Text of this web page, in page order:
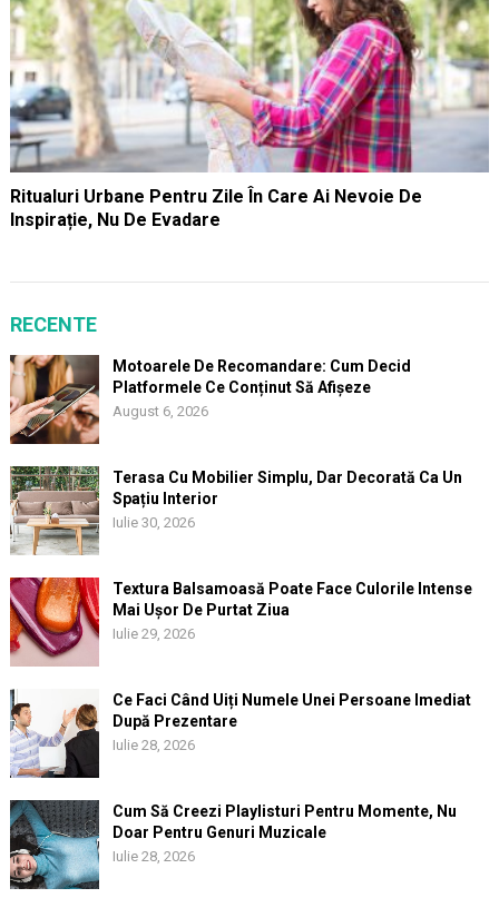
Ritualuri Urbane Pentru Zile În Care Ai Nevoie De
Inspirație, Nu De Evadare
RECENTE
Motoarele De Recomandare: Cum Decid
Platformele Ce Conținut Să Afișeze
August 6, 2026
Terasa Cu Mobilier Simplu, Dar Decorată Ca Un
Spațiu Interior
Iulie 30, 2026
Textura Balsamoasă Poate Face Culorile Intense
Mai Ușor De Purtat Ziua
Iulie 29, 2026
Ce Faci Când Uiți Numele Unei Persoane Imediat
După Prezentare
Iulie 28, 2026
Cum Să Creezi Playlisturi Pentru Momente, Nu
Doar Pentru Genuri Muzicale
Iulie 28, 2026